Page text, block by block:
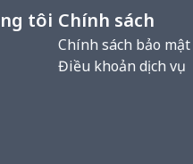
tôi Chính sách
Chính sách bảo mật
Điều khoản dịch vụ